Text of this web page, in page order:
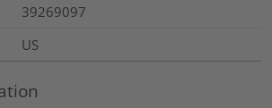
39269097
US